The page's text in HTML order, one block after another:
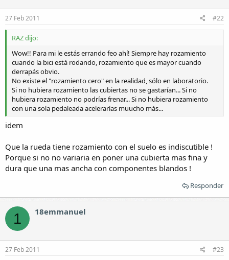
27 Feb 2011 #22
RAZ dijo:
Wow!! Para mi le estás errando feo ahí! Siempre hay rozamiento
cuando la bici está rodando, rozamiento que es mayor cuando
derrapás obvio.
No existe el "rozamiento cero" en la realidad, sólo en laboratorio.
Si no hubiera rozamiento las cubiertas no se gastarían... Si no
hubiera rozamiento no podrías frenar... Si no hubiera rozamiento
con una sola pedaleada acelerarías muucho más...
idem
Que la rueda tiene rozamiento con el suelo es indiscutible !
Porque si no no variaria en poner una cubierta mas fina y
dura que una mas ancha con componentes blandos !
Responder
1 18emmanuel
27 Feb 2011 #23